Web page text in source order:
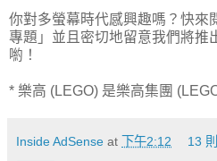
你對多螢幕時代感興趣嗎？快來
專題」並且密切地留意我們將推
喲！
* 樂高 (LEGO) 是樂高集團
Inside AdSense at 下午2:12 13